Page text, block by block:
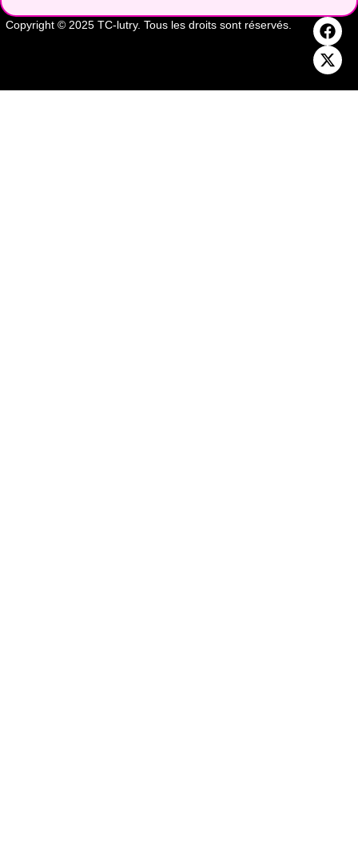
Copyright © 2025 TC-lutry. Tous les droits sont réservés.